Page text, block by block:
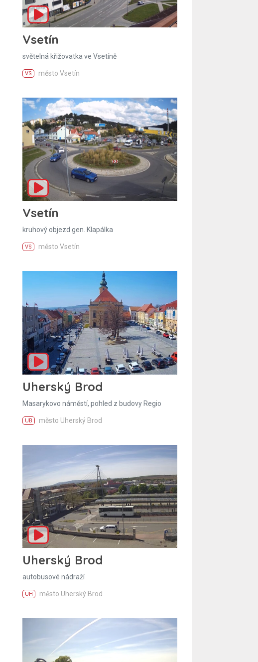
Vsetín
světelná křižovatka ve Vsetíně
VS město Vsetín
Vsetín
kruhový objezd gen. Klapálka
VS město Vsetín
Uherský Brod
Masarykovo náměstí, pohled z budovy Regio
UB město Uherský Brod
Uherský Brod
autobusové nádraží
UH město Uherský Brod